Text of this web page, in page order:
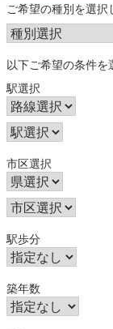
ご希望の種別を選択
以下ご希望の条件
駅選択
市区選択
駅歩分
築年数